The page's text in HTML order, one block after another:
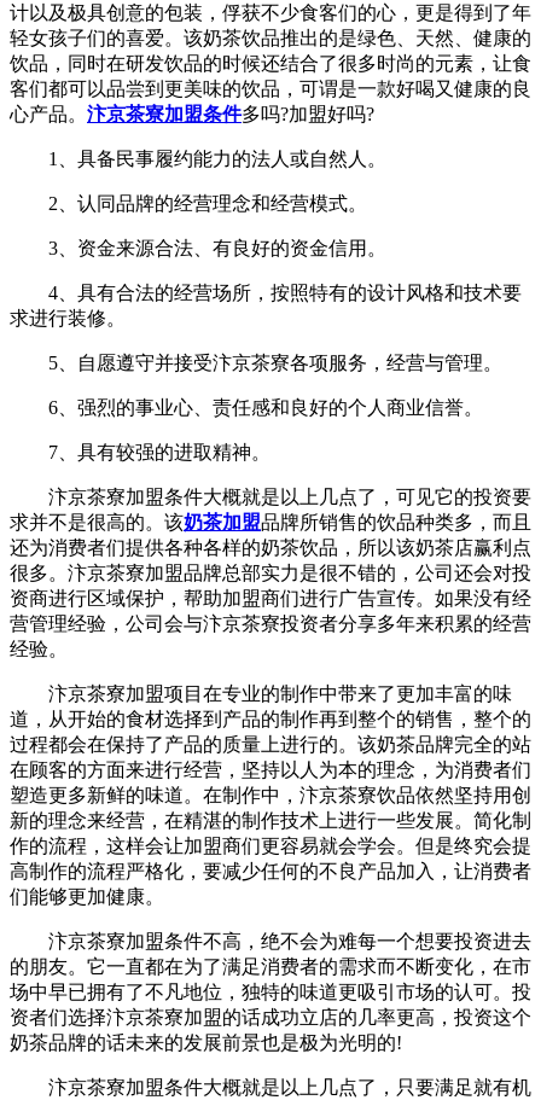
计以及极具创意的包装，俘获不少食客们的心，更是得到了年
轻女孩子们的喜爱。该奶茶饮品推出的是绿色、天然、健康的
饮品，同时在研发饮品的时候还结合了很多时尚的元素，让食
客们都可以品尝到更美味的饮品，可谓是一款好喝又健康的良
心产品。 汴京茶寮加盟条件多吗?加盟好吗?
1、具备民事履约能力的法人或自然人。
2、认同品牌的经营理念和经营模式。
3、资金来源合法、有良好的资金信用。
4、具有合法的经营场所，按照特有的设计风格和技术要
求进行装修。
5、自愿遵守并接受汴京茶寮各项服务，经营与管理。
6、强烈的事业心、责任感和良好的个人商业信誉。
7、具有较强的进取精神。
汴京茶寮加盟条件大概就是以上几点了，可见它的投资要
求并不是很高的。该奶茶加盟品牌所销售的饮品种类多，而且
还为消费者们提供各种各样的奶茶饮品，所以该奶茶店赢利点
很多。汴京茶寮加盟品牌总部实力是很不错的，公司还会对投
资商进行区域保护，帮助加盟商们进行广告宣传。如果没有经
营管理经验，公司会与汴京茶寮投资者分享多年来积累的经营
经验。
汴京茶寮加盟项目在专业的制作中带来了更加丰富的味
道，从开始的食材选择到产品的制作再到整个的销售，整个的
过程都会在保持了产品的质量上进行的。该奶茶品牌完全的站
在顾客的方面来进行经营，坚持以人为本的理念，为消费者们
塑造更多新鲜的味道。在制作中，汴京茶寮饮品依然坚持用创
新的理念来经营，在精湛的制作技术上进行一些发展。简化制
作的流程，这样会让加盟商们更容易就会学会。但是终究会提
高制作的流程严格化，要减少任何的不良产品加入，让消费者
们能够更加健康。
汴京茶寮加盟条件不高，绝不会为难每一个想要投资进去
的朋友。它一直都在为了满足消费者的需求而不断变化，在市
场中早已拥有了不凡地位，独特的味道更吸引市场的认可。投
资者们选择汴京茶寮加盟的话成功立店的几率更高，投资这个
奶茶品牌的话未来的发展前景也是极为光明的!
汴京茶寮加盟条件大概就是以上几点了，只要满足就有机